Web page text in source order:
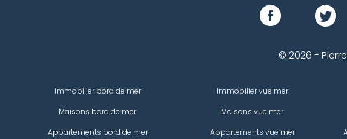
© 2026 -
Immobilier bord de mer
Maisons bord de mer
Appartements bord de mer
Immobilier vue mer
Maisons vue mer
Appartements vue mer